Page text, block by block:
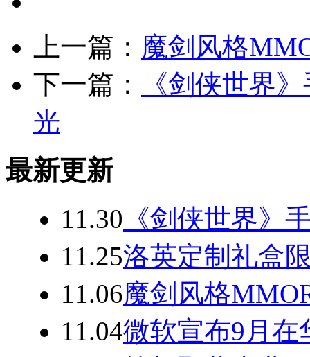
上一篇： 魔剑风格
下一篇：
《剑侠世界
光
最新更新
11.30 《剑侠世界》
11.25洛英定制礼盒
11.06魔剑风格
11.04微软宣布9月在